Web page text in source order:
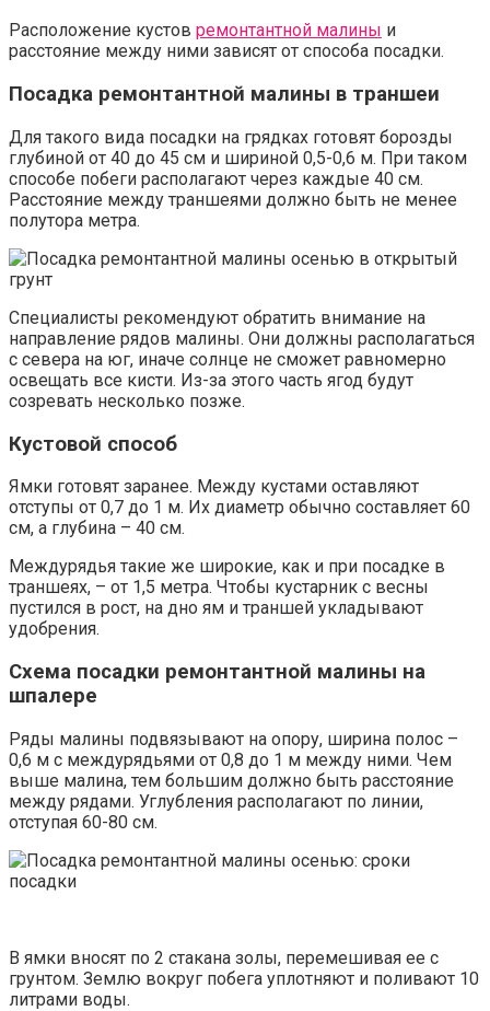
Расположение кустов ремонтантной малины и
расстояние между ними зависят от способа посадки.
Посадка ремонтантной малины в траншеи
Для такого вида посадки на грядках готовят борозды
глубиной от 40 до 45 см и шириной 0,5-0,6 м. При таком
способе побеги располагают через каждые 40 см.
Расстояние между траншеями должно быть не менее
полутора метра.
Специалисты рекомендуют обратить внимание на
направление рядов малины. Они должны располагаться
с севера на юг, иначе солнце не сможет равномерно
освещать все кисти. Из-за этого часть ягод будут
созревать несколько позже.
Кустовой способ
Ямки готовят заранее. Между кустами оставляют
отступы от 0,7 до 1 м. Их диаметр обычно составляет 60
см, а глубина – 40 см.
Междурядья такие же широкие, как и при посадке в
траншеях, – от 1,5 метра. Чтобы кустарник с весны
пустился в рост, на дно ям и траншей укладывают
удобрения.
Схема посадки ремонтантной малины на
шпалере
Ряды малины подвязывают на опору, ширина полос –
0,6 м с междурядьями от 0,8 до 1 м между ними. Чем
выше малина, тем большим должно быть расстояние
между рядами. Углубления располагают по линии,
отступая 60-80 см.
В ямки вносят по 2 стакана золы, перемешивая ее с
грунтом. Землю вокруг побега уплотняют и поливают 10
литрами воды.